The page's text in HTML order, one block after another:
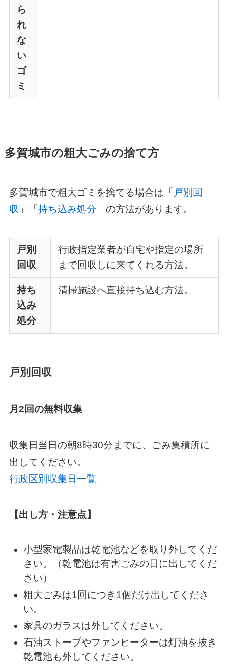
ら
れ
な
い
ゴ
ミ
多賀城市の粗大ごみの捨て方
多賀城市で粗大ゴミを捨てる場合は「 戸別回
収 」「 持ち込み処分 」の方法があります。
戸別
回収
行政指定業者が自宅や指定の場所
まで回収しに来てくれる方法。
持ち
込み
処分
清掃施設へ直接持ち込む方法。
戸別回収
月2回の無料収集
収集日当日の朝8時30分までに、ごみ集積所に
出してください。
行政区別収集日一覧
【出し方・注意点】
小型家電製品は乾電池などを取り外してくだ
さい。（乾電池は有害ごみの日に出してくだ
さい）
粗大ごみは1回につき1個だけ出してくださ
い。
家具のガラスは外してください。
石油ストーブやファンヒーターは灯油を抜き
乾電池も外してください。